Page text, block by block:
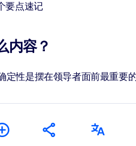
要点速记
内容？
性是摆在领导者面前最重要的